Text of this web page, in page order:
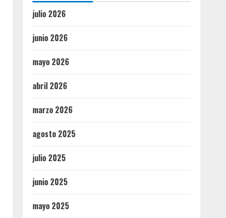
julio 2026
junio 2026
mayo 2026
abril 2026
marzo 2026
agosto 2025
julio 2025
junio 2025
mayo 2025